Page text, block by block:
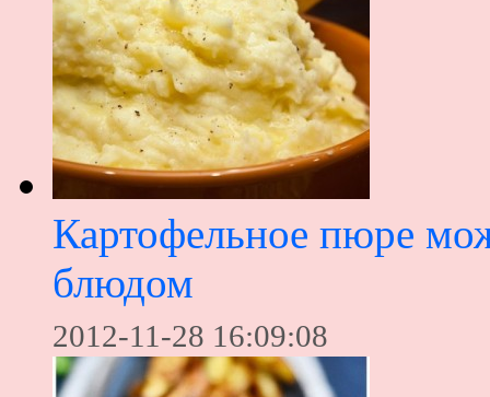
Картофельное пюре
блюдом
2012-11-28 16:09:08